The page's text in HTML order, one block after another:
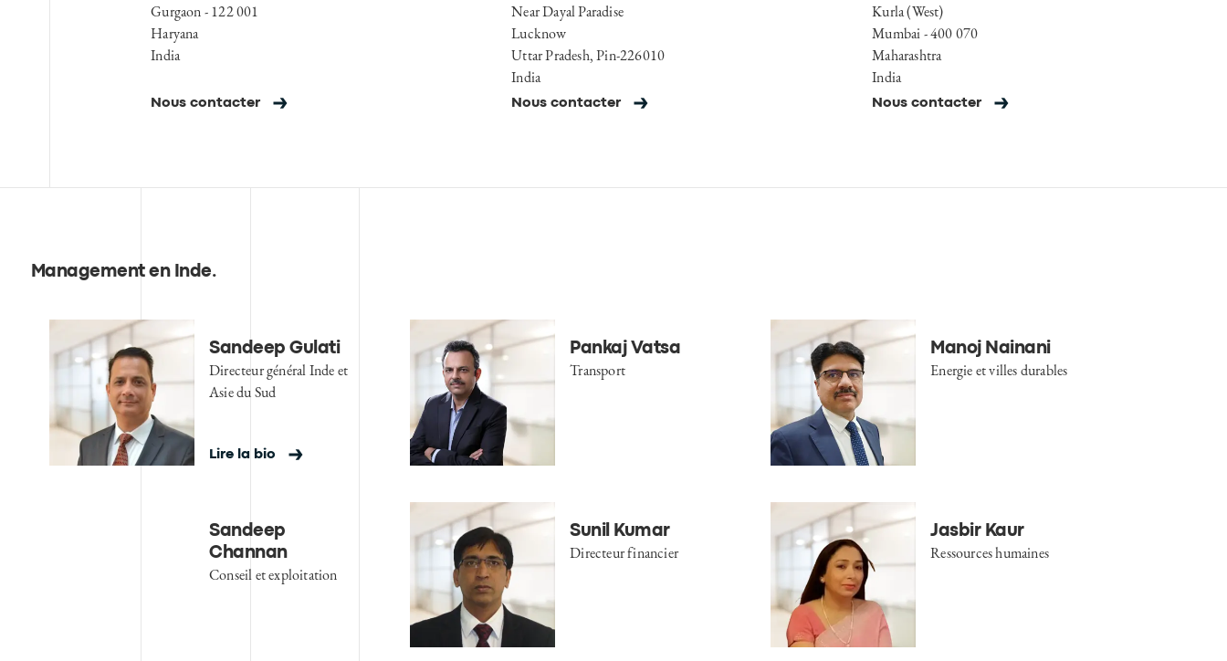
Gurgaon - 122 001
Haryana
India
Nous contacter
Near Dayal Paradise
Lucknow
Uttar Pradesh, Pin-226010
India
Nous contacter
Kurla (West)
Mumbai - 400 070
Maharashtra
India
Nous contacter
Management en Inde.
Sandeep Gulati
Directeur général Inde et
Asie du Sud
Lire la bio
Pankaj Vatsa
Transport
Manoj Nainani
Energie et villes durables
Sandeep
Channan
Conseil et exploitation
Sunil Kumar
Directeur financier
Jasbir Kaur
Ressources humaines